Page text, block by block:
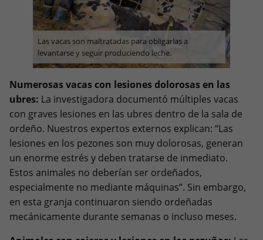
Las vacas son maltratadas para obligarlas a
levantarse y seguir produciendo leche.
Numerosas vacas con lesiones dolorosas en las
ubres: La investigadora documentó múltiples vacas
con graves lesiones en las ubres dentro de la sala de
ordeño. Nuestros expertos externos explican: “Las
lesiones en los pezones son muy dolorosas, generan
un enorme estrés y deben tratarse de inmediato.
Estos animales no deberían ser ordeñados,
especialmente no mediante máquinas”. Sin embargo,
en esta granja continuaron siendo ordeñadas
mecánicamente durante semanas o incluso meses.